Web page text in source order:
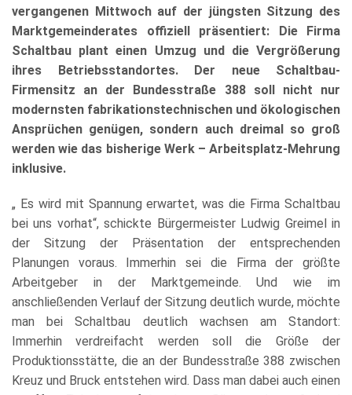
vergangenen Mittwoch auf der jüngsten Sitzung des
Marktgemeinderates offiziell präsentiert: Die Firma
Schaltbau plant einen Umzug und die Vergrößerung
ihres Betriebsstandortes. Der neue Schaltbau-
Firmensitz an der Bundesstraße 388 soll nicht nur
modernsten fabrikationstechnischen und ökologischen
Ansprüchen genügen, sondern auch dreimal so groß
werden wie das bisherige Werk – Arbeitsplatz-Mehrung
inklusive.
„ Es wird mit Spannung erwartet, was die Firma Schaltbau
bei uns vorhat“, schickte Bürgermeister Ludwig Greimel in
der Sitzung der Präsentation der entsprechenden
Planungen voraus. Immerhin sei die Firma der größte
Arbeitgeber in der Marktgemeinde. Und wie im
anschließenden Verlauf der Sitzung deutlich wurde, möchte
man bei Schaltbau deutlich wachsen am Standort:
Immerhin verdreifacht werden soll die Größe der
Produktionsstätte, die an der Bundesstraße 388 zwischen
Kreuz und Bruck entstehen wird. Dass man dabei auch einen